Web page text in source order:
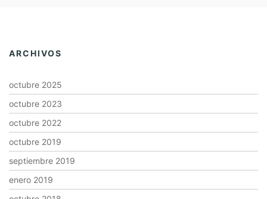
ARCHIVOS
octubre 2025
octubre 2023
octubre 2022
octubre 2019
septiembre 2019
enero 2019